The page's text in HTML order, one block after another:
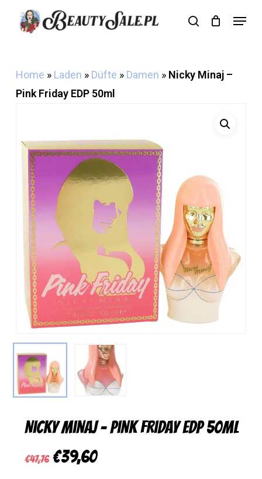
search
Menu
Cart Close
Home » Laden » Düfte » Damen » Nicky Minaj –
Pink Friday EDP 50ml
Nicky Minaj – Pink Friday EDP 50ml
€47,76 Ursprünglicher
€39,60Aktueller